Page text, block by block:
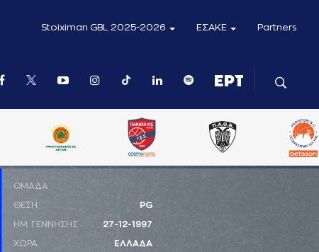
Stoiximan GBL 2025-2026 ΕΣΑΚΕ Partners
ΟΜΑΔΑ
ΘΕΣΗ PG
ΗΜ. ΓΕΝΝΗΣΗΣ 27-12-1997
ΧΩΡΑ ΕΛΛΑΔΑ